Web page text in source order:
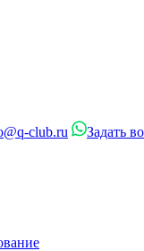
club.ru Задать